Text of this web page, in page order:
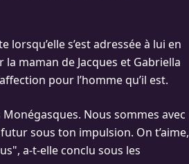
s’est adressée à lui en
la maman de Jacques et Gabriella
pour l’homme qu’il est.
Nous sommes avec
sous ton impulsion. On t’aime,
a-t-elle conclu sous les